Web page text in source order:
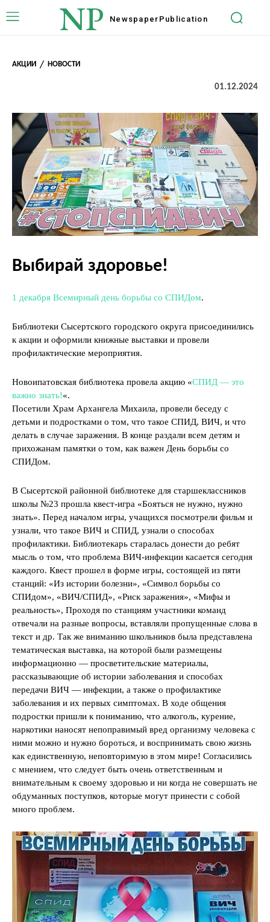
NP Newspaper Publication
АКЦИИ НОВОСТИ
01.12.2024
Выбирай здоровье!
1 декабря Всемирный день борьбы со СПИДом.
Библиотеки Сысертского городского округа присоединились
к акции и оформили книжные выставки и провели
профилактические мероприятия.
Новоипатовская библиотека провела акцию «СПИД — это
важно знать!«.
Посетили Храм Архангела Михаила, провели беседу с
детьми и подростками о том, что такое СПИД, ВИЧ, и что
делать в случае заражения. В конце раздали всем детям и
прихожанам памятки о том, как важен День борьбы со
СПИДом.
В Сысертской районной библиотеке для старшеклассников
школы №23 прошла квест-игра «Бояться не нужно, нужно
знать». Перед началом игры, учащихся посмотрели фильм и
узнали, что такое ВИЧ и СПИД, узнали о способах
профилактики. Библиотекарь старалась донести до ребят
мысль о том, что проблема ВИЧ-инфекции касается сегодня
каждого. Квест прошел в форме игры, состоящей из пяти
станций: «Из истории болезни», «Символ борьбы со
СПИдом», «ВИЧ/СПИД», «Риск заражения», «Мифы и
реальность», Проходя по станциям участники команд
отвечали на разные вопросы, вставляли пропущенные слова в
текст и др. Так же вниманию школьников была представлена
тематическая выставка, на которой были размещены
информационно — просветительские материалы,
рассказывающие об истории заболевания и способах
передачи ВИЧ — инфекции, а также о профилактике
заболевания и их первых симптомах. В ходе общения
подростки пришли к пониманию, что алкоголь, курение,
наркотики наносят непоправимый вред организму человека с
ними можно и нужно бороться, и воспринимать свою жизнь
как единственную, неповторимую в этом мире! Согласились
с мнением, что следует быть очень ответственным и
внимательным к своему здоровью и ни когда не совершать не
обдуманных поступков, которые могут принести с собой
много проблем.